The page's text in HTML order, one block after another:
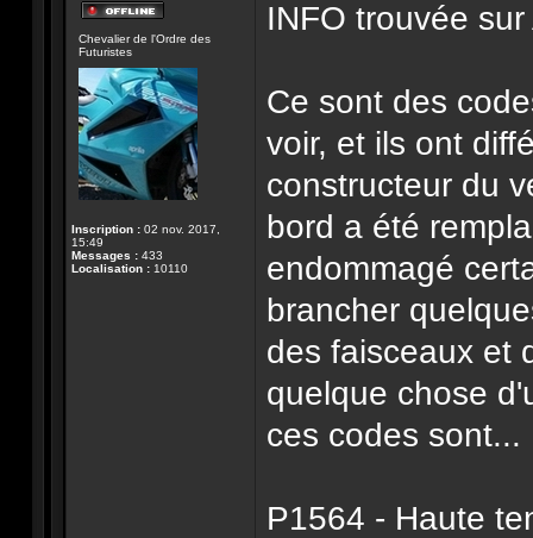
ligne
Chevalier de l'Ordre des
Futuristes
Inscription : 02 nov. 2017,
15:49
Messages : 433
Localisation : 10110
INFO trouvée
Ce sont des
voir, et ils ont
constructeur du
bord a été
endommagé
brancher
des faisceaux et
quelque chose
ces codes sont...
P1564 - Haute